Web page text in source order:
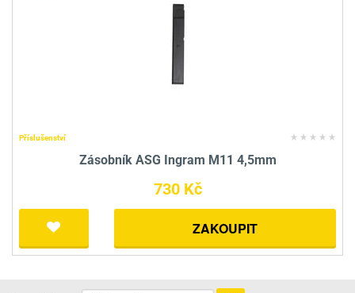
Příslušenství
Zásobník ASG Ingram M11 4,5mm
730 Kč
ZAKOUPIT